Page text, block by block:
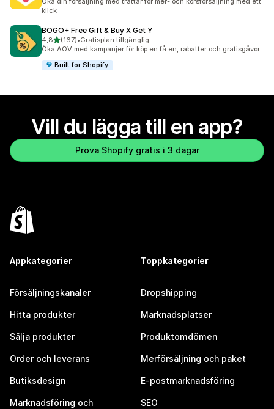
klick
BOGO+ Free Gift & Buy X Get Y
4,8av 5 stjärnor
(167)
167 recensioner totalt
•Gratisplan tillgänglig
Öka AOV med kampanjer för köp en få en, rabatter och gratisgåvor
Built for Shopify
Vill du lägga till en app?
Prova Shopify gratis i 3 dagar
Appkategorier
Försäljningskanaler
Hitta produkter
Sälja produkter
Order och leverans
Butiksdesign
Marknadsföring och
Toppkategorier
Dropshipping
Marknadsplatser
Produktomdömen
Merförsäljning och paket
E-postmarknadsföring
SEO